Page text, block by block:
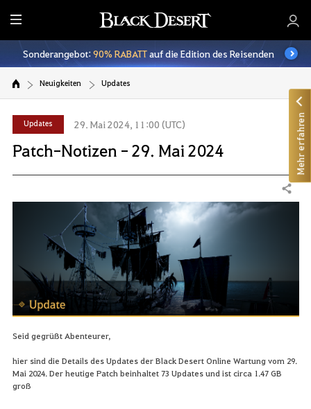
A
l
l Sonderangebot:90% RABATTauf die Edition des Reisenden
Neuigkeiten Updates
Updates 29. Mai 2024, 11:00 (UTC)
Patch-Notizen - 29. Mai 2024
Teilen
Seid gegrüßt Abenteurer,
hier sind die Details des Updates der Black Desert Online Wartung vom 29.
Mai 2024. Der heutige Patch beinhaltet 73 Updates und ist circa 1.47 GB
groß
Mehr erfahren